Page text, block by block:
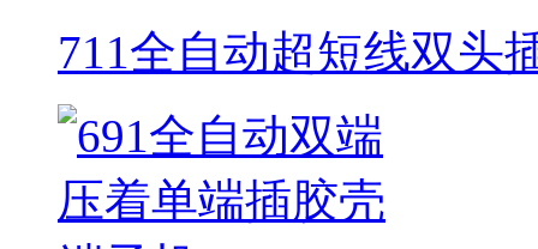
711全自动超短线双头